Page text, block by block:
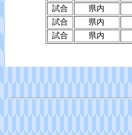
試合
県内
試合
県内
試合
県内